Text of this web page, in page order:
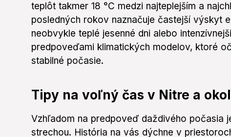
teplôt takmer 18 °C medzi najteplejším a
posledných rokov naznačuje častejší výskyt
neobvykle teplé jesenné dni alebo
predpoveďami klimatických modelov, ktoré
stabilné počasie.
Tipy na voľný čas v Nitre a
Vzhľadom na predpoveď daždivého počasia
strechou. História na vás dýchne v